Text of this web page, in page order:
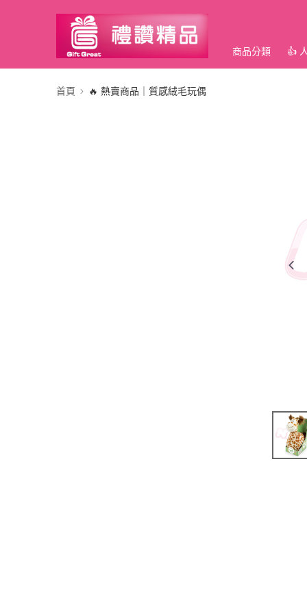
商品分類 👍
首頁 🔥 熱賣商品｜質感絨毛玩偶